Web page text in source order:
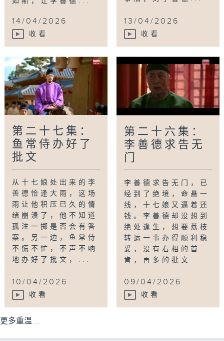
14/04/2026
收看
13/04/2026
收看
第二十七集：
鱼常侍办好了
批文
从十七娘处出来的李
善德恰逢大雨，这场
雨让他积压已久的情
绪崩溃了，他不知道
孤注一掷是否会有答
案。另一边，鱼常侍
不慌不忙，不声不响
地办好了批文，...
10/04/2026
收看
第二十六集：
李善德求告无
门
李善德求告无门，已
经到了绝境，命悬一
线，十七娘又逼着还
钱。李善德却没想到
绝处逢生，想要荔枝
转运一事办得顺利稳
妥，没有右相的首
肯，再多的批文...
09/04/2026
收看
更多重温 ...